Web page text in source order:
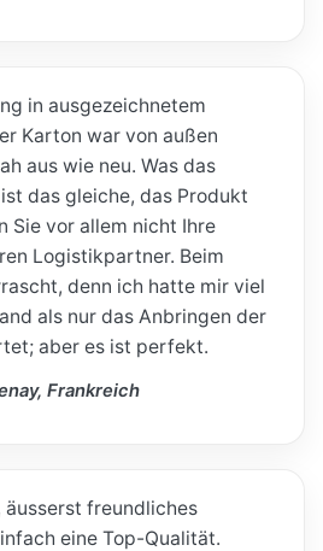
in ausgezeichnetem
Karton war von außen
aus wie neu. Was das
das gleiche, das Produkt
Sie vor allem nicht Ihre
Logistikpartner. Beim
denn ich hatte mir viel
als nur das Anbringen der
aber es ist perfekt.
Frankreich
freundliches
eine Top-Qualität.